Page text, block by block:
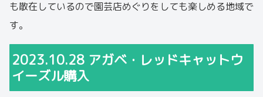
も散在しているので園芸店めぐりをしても楽しめる地域で
す。
2023.10.28 アガベ・レッドキャットウ
イーズル購入